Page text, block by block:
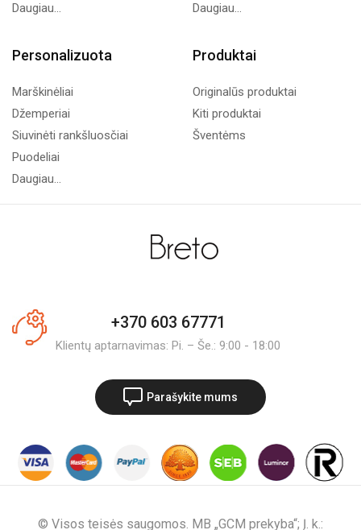
Daugiau...
Daugiau...
Personalizuota
Marškinėliai
Džemperiai
Siuvinėti rankšluosčiai
Puodeliai
Daugiau...
Produktai
Originalūs produktai
Kiti produktai
Šventėms
+370 603 67771
Klientų aptarnavimas: Pi. – Še.: 9:00 - 18:00
Parašykite mums
© Visos teisės saugomos. MB „GCM prekyba“; Į. k.: